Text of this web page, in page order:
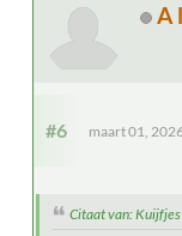
A
#6 maart 01,
Citaat van: